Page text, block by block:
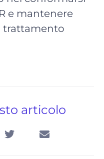
e mantenere
trattamento
articolo